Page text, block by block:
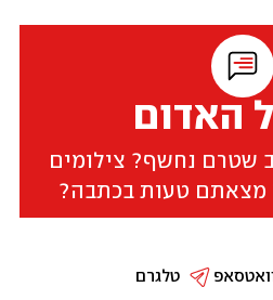
האדום
שטרם נחשף? צילומים
מצאתם טעות בכתבה?
טלגרם